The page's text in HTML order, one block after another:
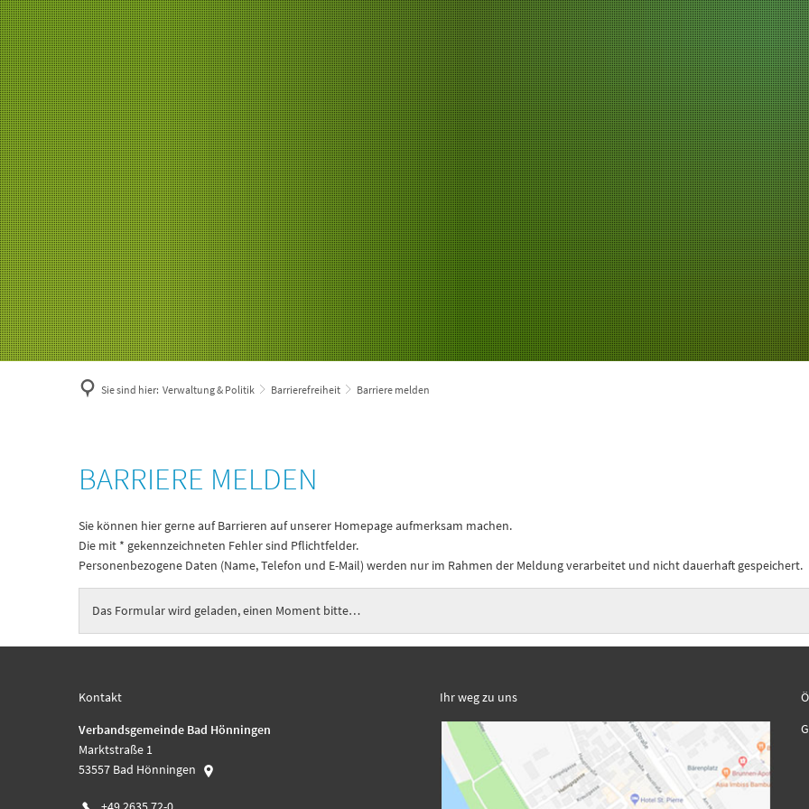
Verwaltung & Politik Unsere Region
Sie sind hier: Verwaltung & Politik Barrierefreiheit Barriere melden
Barriere
melden
BARRIERE MELDEN
Sie können hier gerne auf Barrieren auf unserer Homepage aufmerksam machen.
Die mit * gekennzeichneten Fehler sind Pflichtfelder.
Personenbezogene Daten (Name, Telefon und E-Mail) werden nur im Rahmen der Meldung verarbeitet und nicht dauerhaft gespeichert.
Das Formular wird geladen, einen Moment bitte…
Kontakt
Verbandsgemeinde Bad Hönningen
Marktstraße 1
53557 Bad Hönningen
Ihr weg zu uns